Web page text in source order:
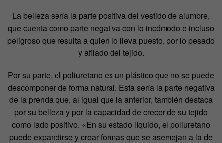
La belleza sería la parte positiva del vestido de alumbre,
que cuenta como parte negativa con lo incómodo e incluso
peligroso que resulta a quien lo lleva puesto, por lo pesado
y afilado del tejido.
Por su parte, el poliuretano es un plástico que no se puede
descomponer de forma natural. Esta sería la parte negativa
de la prenda que, al igual que la anterior, también destaca
por su belleza y por la capacidad de crecer de su tejido
como lado positivo. «En su estado líquido, el poliuretano
puede expandirse y crear formas que se asemejan a la de